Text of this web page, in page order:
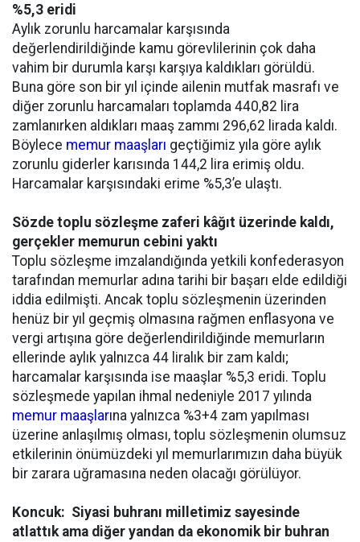
%5,3 eridi
Aylık zorunlu harcamalar karşısında
değerlendirildiğinde kamu görevlilerinin çok daha
vahim bir durumla karşı karşıya kaldıkları görüldü.
Buna göre son bir yıl içinde ailenin mutfak masrafı ve
diğer zorunlu harcamaları toplamda 440,82 lira
zamlanırken aldıkları maaş zammı 296,62 lirada kaldı.
Böylece memur maaşları geçtiğimiz yıla göre aylık
zorunlu giderler karısında 144,2 lira erimiş oldu.
Harcamalar karşısındaki erime %5,3’e ulaştı.
Sözde toplu sözleşme zaferi kâğıt üzerinde kaldı,
gerçekler memurun cebini yaktı
Toplu sözleşme imzalandığında yetkili konfederasyon
tarafından memurlar adına tarihi bir başarı elde edildiği
iddia edilmişti. Ancak toplu sözleşmenin üzerinden
henüz bir yıl geçmiş olmasına rağmen enflasyona ve
vergi artışına göre değerlendirildiğinde memurların
ellerinde aylık yalnızca 44 liralık bir zam kaldı;
harcamalar karşısında ise maaşlar %5,3 eridi. Toplu
sözleşmede yapılan ihmal nedeniyle 2017 yılında
memur maaşlarına yalnızca %3+4 zam yapılması
üzerine anlaşılmış olması, toplu sözleşmenin olumsuz
etkilerinin önümüzdeki yıl memurlarımızın daha büyük
bir zarara uğramasına neden olacağı görülüyor.
Koncuk: Siyasi buhranı milletimiz sayesinde
atlattık ama diğer yandan da ekonomik bir buhran